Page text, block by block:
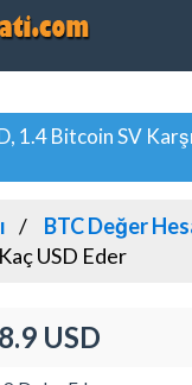
1.4 Bitcoin SV
BTC Değer
USD Eder
USD